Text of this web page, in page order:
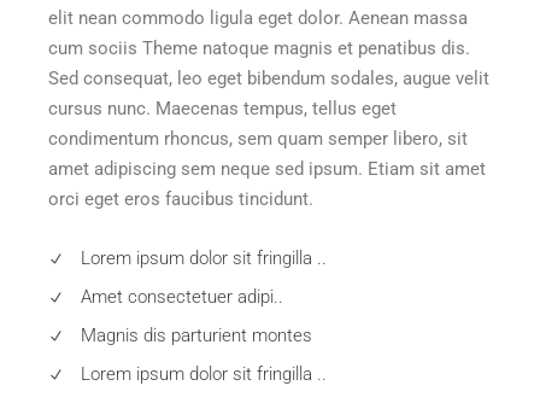
elit nean commodo ligula eget dolor. Aenean massa
cum sociis Theme natoque magnis et penatibus dis.
Sed consequat, leo eget bibendum sodales, augue velit
cursus nunc. Maecenas tempus, tellus eget
condimentum rhoncus, sem quam semper libero, sit
amet adipiscing sem neque sed ipsum. Etiam sit amet
orci eget eros faucibus tincidunt.
Lorem ipsum dolor sit fringilla ..
Amet consectetuer adipi..
Magnis dis parturient montes
Lorem ipsum dolor sit fringilla ..